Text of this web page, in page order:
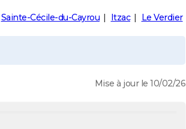
Sainte-Cécile-du-Cayrou Itzac Le Verdier
Mise à jour le 10/02/26